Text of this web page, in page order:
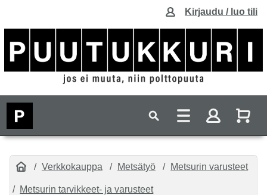
Kirjaudu / luo tili
Verkkokauppa Metsätyö Metsurin varusteet
Metsurin tarvikkeet- ja varusteet